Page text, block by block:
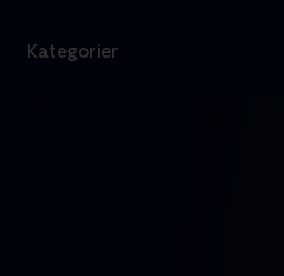
Kategorier